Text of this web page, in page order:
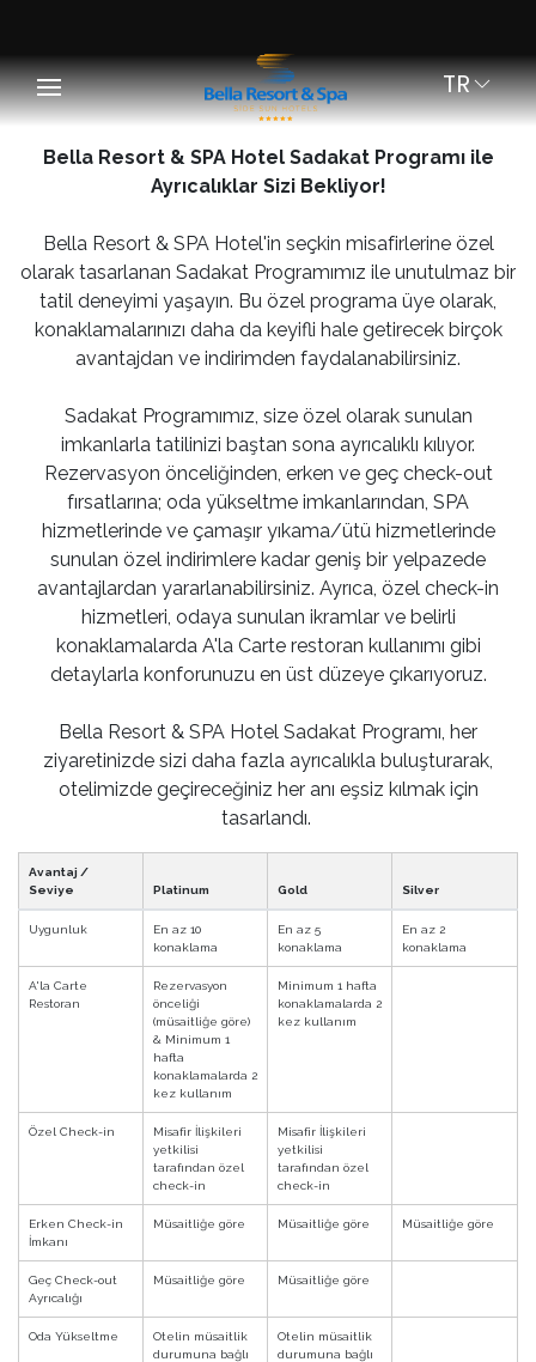
TR
Bella Resort & SPA Hotel Sadakat Programı ile
Ayrıcalıklar Sizi Bekliyor!
Bella Resort & SPA Hotel'in seçkin misafirlerine özel
olarak tasarlanan Sadakat Programımız ile unutulmaz bir
tatil deneyimi yaşayın. Bu özel programa üye olarak,
konaklamalarınızı daha da keyifli hale getirecek birçok
avantajdan ve indirimden faydalanabilirsiniz.
Sadakat Programımız, size özel olarak sunulan
imkanlarla tatilinizi baştan sona ayrıcalıklı kılıyor.
Rezervasyon önceliğinden, erken ve geç check-out
fırsatlarına; oda yükseltme imkanlarından, SPA
hizmetlerinde ve çamaşır yıkama/ütü hizmetlerinde
sunulan özel indirimlere kadar geniş bir yelpazede
avantajlardan yararlanabilirsiniz. Ayrıca, özel check-in
hizmetleri, odaya sunulan ikramlar ve belirli
konaklamalarda A'la Carte restoran kullanımı gibi
detaylarla konforunuzu en üst düzeye çıkarıyoruz.
Bella Resort & SPA Hotel Sadakat Programı, her
ziyaretinizde sizi daha fazla ayrıcalıkla buluşturarak,
otelimizde geçireceğiniz her anı eşsiz kılmak için
tasarlandı.
Avantaj /
Seviye
Platinum Gold Silver
Uygunluk
En az 10
konaklama
En az 5
konaklama
En az 2
konaklama
A'la Carte
Restoran
Rezervasyon
önceliği
(müsaitliğe göre)
& Minimum 1
hafta
konaklamalarda 2
kez kullanım
Minimum 1 hafta
konaklamalarda 2
kez kullanım
Özel Check-in
Misafir İlişkileri
yetkilisi
tarafından özel
check-in
Misafir İlişkileri
yetkilisi
tarafından özel
check-in
Erken Check-in
İmkanı
Müsaitliğe göre Müsaitliğe göre Müsaitliğe göre
Geç Check-out
Ayrıcalığı
Müsaitliğe göre Müsaitliğe göre
Oda Yükseltme
Otelin müsaitlik
durumuna bağlı
Otelin müsaitlik
durumuna bağlı